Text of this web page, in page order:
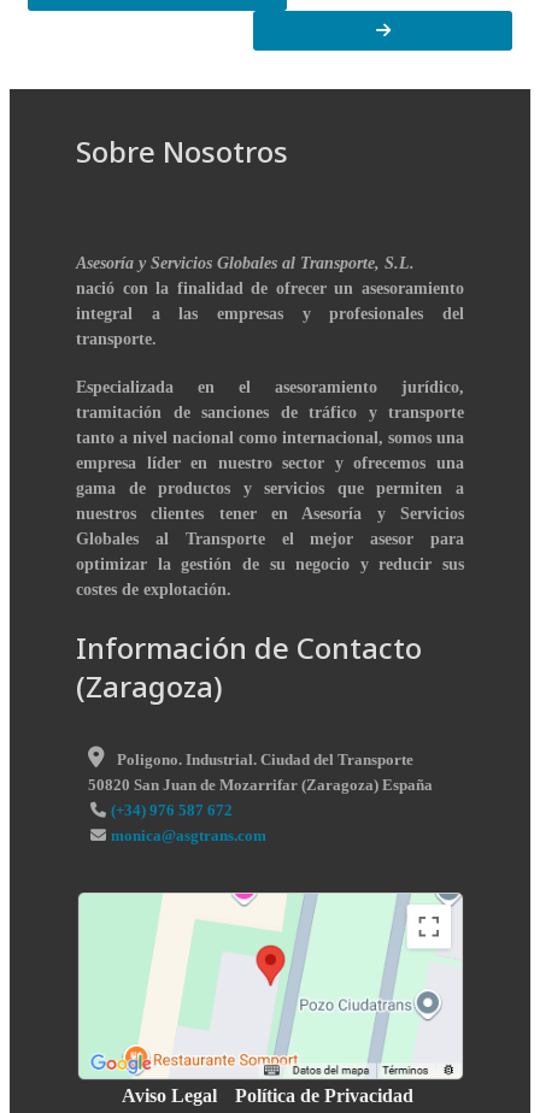
Sobre Nosotros
Asesoría y Servicios Globales al Transporte, S.L.
nació con la finalidad de ofrecer un asesoramiento
integral a las empresas y profesionales del
transporte.
Especializada en el asesoramiento jurídico,
tramitación de sanciones de tráfico y transporte
tanto a nivel nacional como internacional, somos una
empresa líder en nuestro sector y ofrecemos una
gama de productos y servicios que permiten a
nuestros clientes tener en Asesoría y Servicios
Globales al Transporte el mejor asesor para
optimizar la gestión de su negocio y reducir sus
costes de explotación.
Información de Contacto
(Zaragoza)
Poligono. Industrial. Ciudad del Transporte
50820 San Juan de Mozarrifar (Zaragoza) España
(+34) 976 587 672
monica@asgtrans.com
Aviso Legal
Política de Privacidad